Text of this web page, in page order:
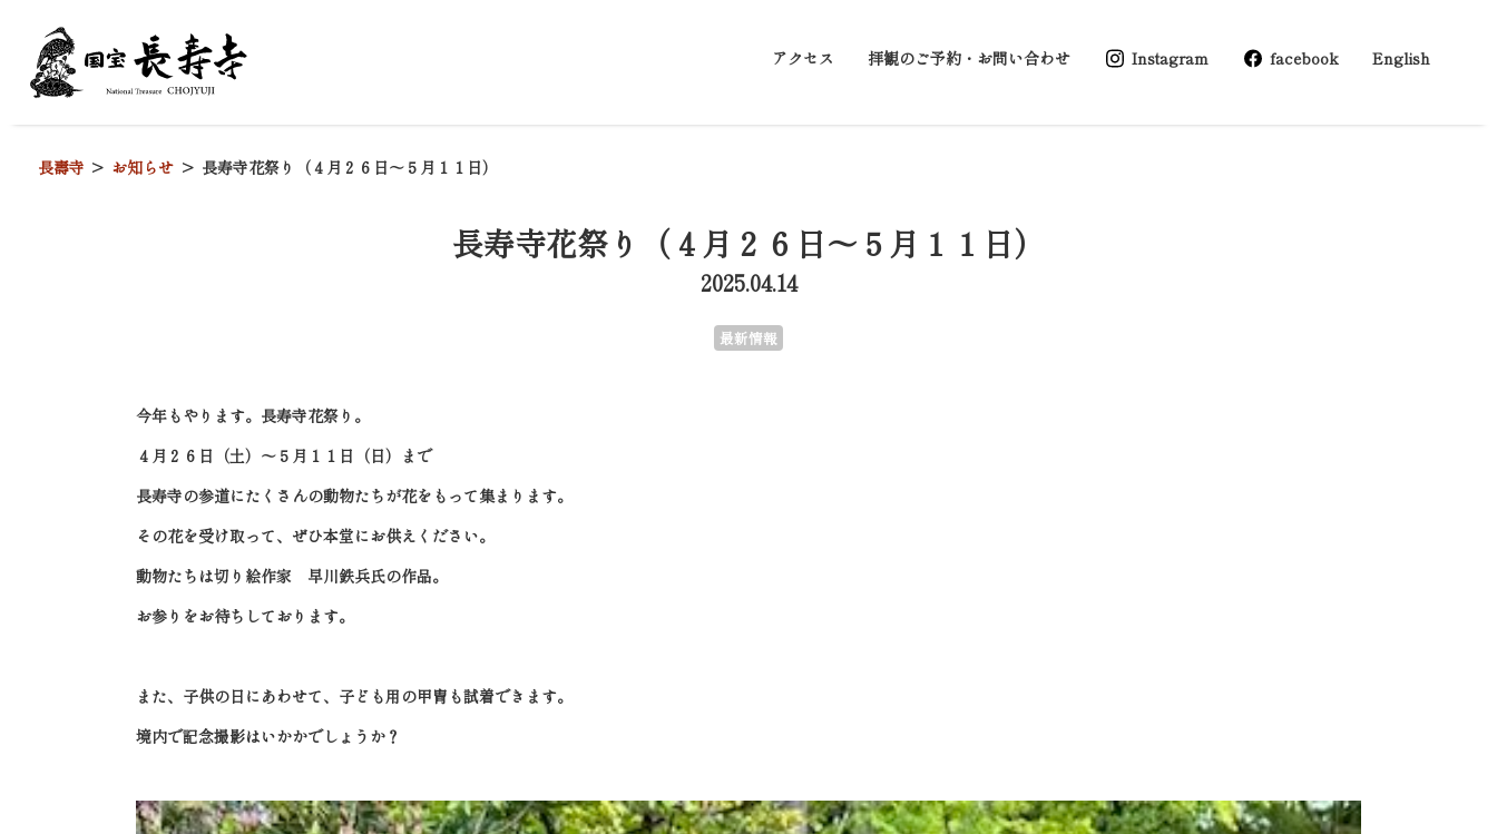
アクセス 拝観のご予約・お問い合わせ Instagram facebook English
長壽寺 お知らせ 長寿寺花祭り（４月２６日～５月１１日）
長寿寺花祭り（４月２６日～５月１１日）
2025.04.14
最新情報
今年もやります。長寿寺花祭り。
４月２６日（土）～５月１１日（日）まで
長寿寺の参道にたくさんの動物たちが花をもって集まります。
その花を受け取って、ぜひ本堂にお供えください。
動物たちは切り絵作家 早川鉄兵氏の作品。
お参りをお待ちしております。
また、子供の日にあわせて、子ども用の甲冑も試着できます。
境内で記念撮影はいかかでしょうか？